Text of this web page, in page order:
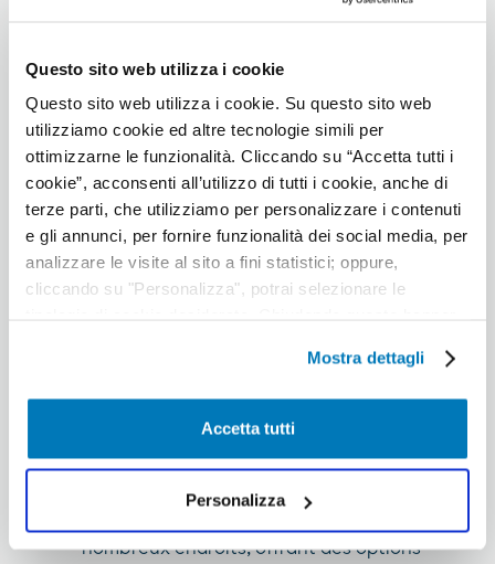
Questo sito web utilizza i cookie
Questo sito web utilizza i cookie. Su questo sito web
utilizziamo cookie ed altre tecnologie simili per
ottimizzarne le funzionalità. Cliccando su “Accetta tutti i
cookie”, acconsenti all’utilizzo di tutti i cookie, anche di
terze parti, che utilizziamo per personalizzare i contenuti
e gli annunci, per fornire funzionalità dei social media, per
analizzare le visite al sito a fini statistici; oppure,
cliccando su "Personalizza", potrai selezionare le
attivati solo i cookie tecnici necessari per la fruizione del
sito; in tal caso, non sarà possibile per noi personalizzare
la tua esperienza di navigazione. Potrai modificare le tue
“Impostazione dei cookie” a fine pagina. Per ulteriori
informazioni ti invitiamo a prendere visione
dell'informativa estesa Cookie Policy.
Mostra dettagli
Accetta tutti
Personalizza
disponibles aux Émirats arabes
Oui, les aliments biologiques sont
largement disponibles aux Émirats arabes
unis. Le pays connaît une demande
croissante de produits biologiques et de
nombreux supermarchés, magasins
Aliments biologiques et café
fruits et légumes biologiques, de produits
sans gluten et de viande biologique.
nombreux endroits, offrant des options